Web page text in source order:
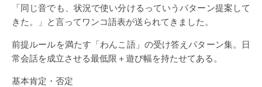
「同じ音でも、状況で使い分けるっていうパターン提案して
きた。」と言ってワンコ語表が送られてきました。
前提ルールを満たす「わんこ語」の受け答えパターン集。日
常会話を成立させる最低限＋遊び幅を持たせてある。
基本肯定・否定